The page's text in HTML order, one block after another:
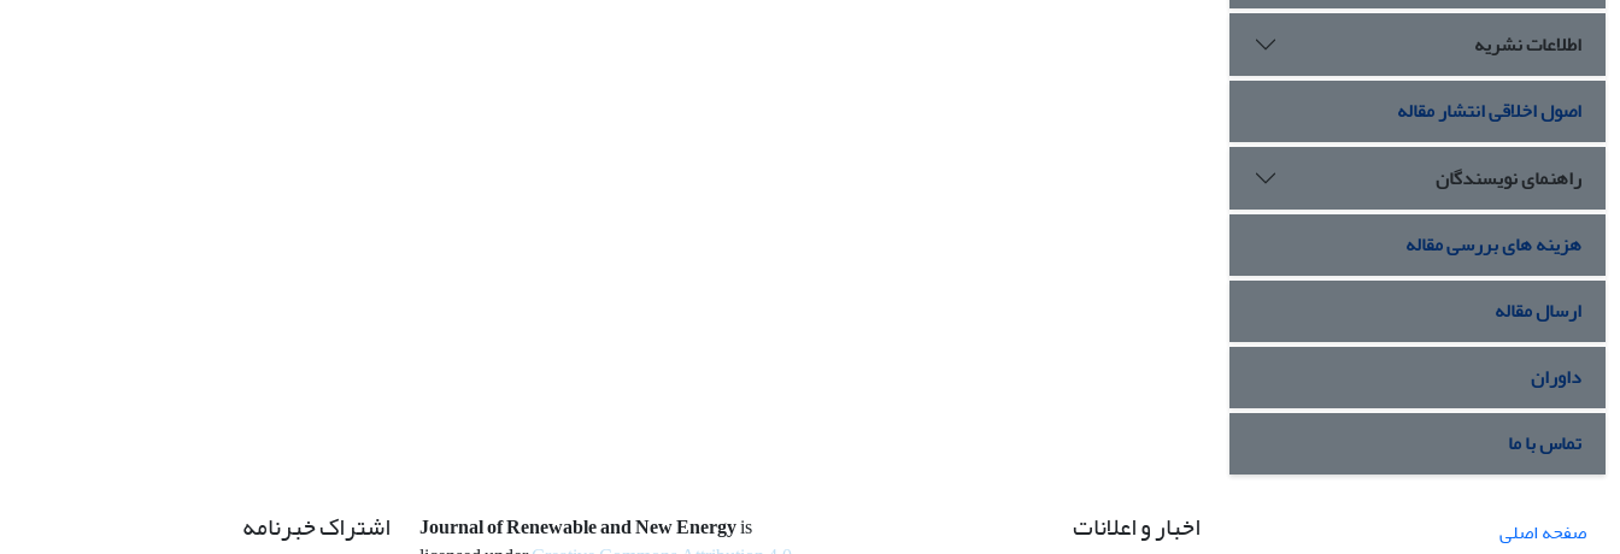
اطلاعات نشریه
اصول اخلاقی انتشار مقاله
راهنمای نویسندگان
هزینه های بررسی مقاله
ارسال مقاله
داوران
تماس با ما
صفحه اصلی
اخبار و اعلانات Journal of Renewable and New Energyis
اشتراک خبرنامه